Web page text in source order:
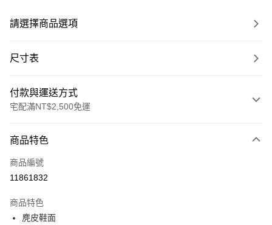
請選擇商品選項
尺寸表
付款與運送方式
宅配滿NT$2,500免運
信用卡一次付款
運送方式
宅配
每筆NT$100
商品特色
商品編號
11861832
商品特色
麂皮鞋面